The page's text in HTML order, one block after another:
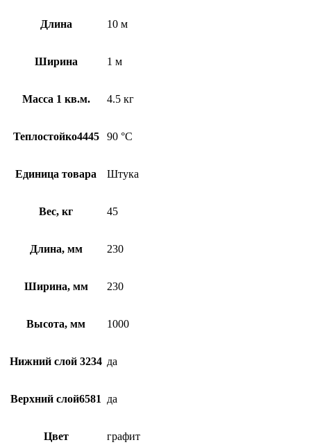
Длина 10 м
Ширина 1 м
Масса 1 кв.м. 4.5 кг
Теплостойко4445 90 °С
Единица товара Штука
Вес, кг 45
Длина, мм 230
Ширина, мм 230
Высота, мм 1000
Нижний слой 3234 да
Верхний слой6581 да
Цвет графит